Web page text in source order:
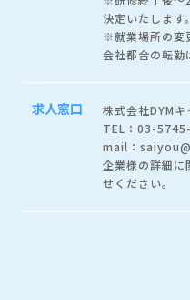
決定いたします。
※就業場所の変
会社都合の転勤
求人窓口
株式会社DYM
TEL：03-
mail：
企業様の詳細に
せください。